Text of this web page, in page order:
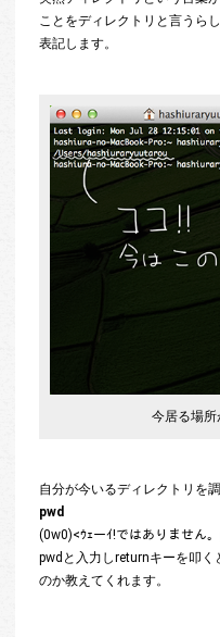
ことをディレクトリと言うら
表記します。
今居る場所
自分が今いるディレクトリを
pwd
(0w0)<ｳｪーｲ!ではありません。
pwdと入力しreturnキーを叩
のか教えてくれます。